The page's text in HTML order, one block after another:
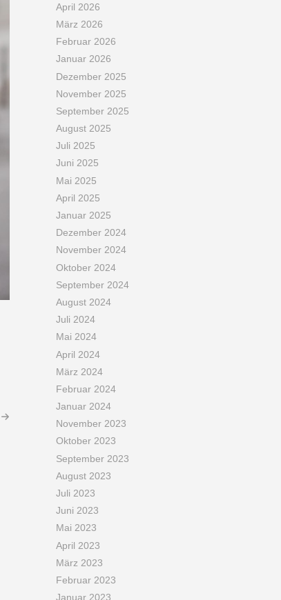
April 2026
März 2026
Februar 2026
Januar 2026
Dezember 2025
November 2025
September 2025
August 2025
Juli 2025
Juni 2025
Mai 2025
April 2025
Januar 2025
Dezember 2024
November 2024
Oktober 2024
September 2024
August 2024
Juli 2024
Mai 2024
April 2024
März 2024
Februar 2024
Januar 2024
November 2023
Oktober 2023
September 2023
August 2023
Juli 2023
Juni 2023
Mai 2023
April 2023
März 2023
Februar 2023
Januar 2023